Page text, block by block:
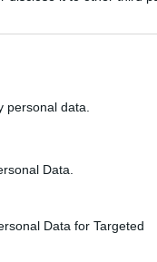
personal data.
Data.
Data for Targeted
tyrimas buvo
papildo
tai negalvojant.
prof. dr.